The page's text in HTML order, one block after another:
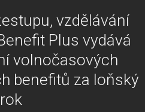
vzdělávání
Plus vydává
volnočasových
benefitů za loňský
rok